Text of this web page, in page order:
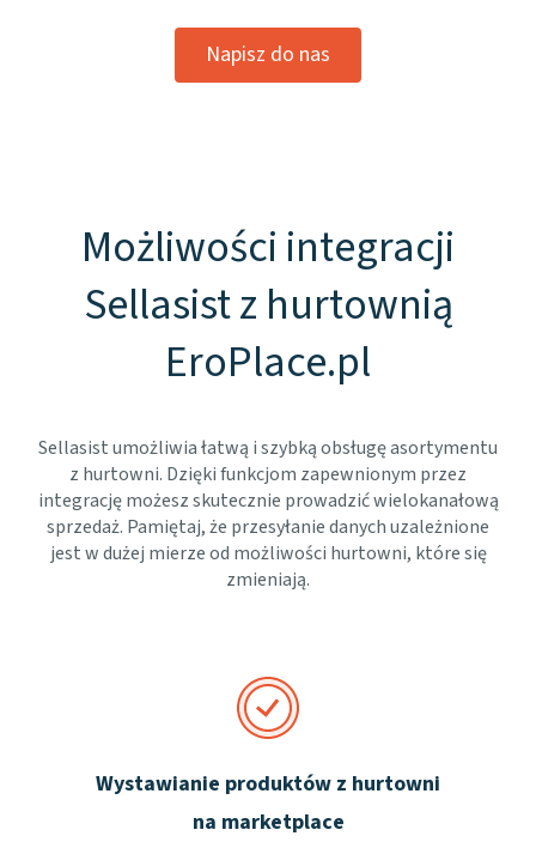
Napisz do nas
Możliwości integracji
Sellasist z hurtownią
EroPlace.pl
Sellasist umożliwia łatwą i szybką obsługę asortymentu
z hurtowni. Dzięki funkcjom zapewnionym przez
integrację możesz skutecznie prowadzić wielokanałową
sprzedaż. Pamiętaj, że przesyłanie danych uzależnione
jest w dużej mierze od możliwości hurtowni, które się
zmieniają.
Wystawianie produktów z hurtowni
na marketplace